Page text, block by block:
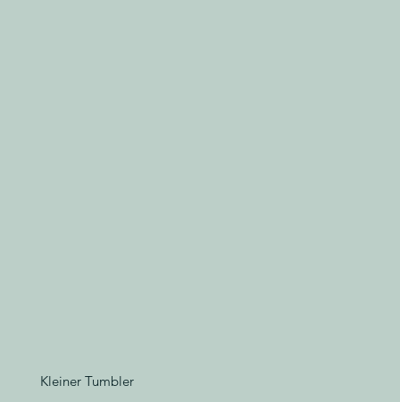
Kleiner Tumbler